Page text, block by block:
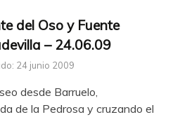
del Oso y Fuente
– 24.06.09
24 junio 2009
desde Barruelo,
de la Pedrosa y cruzando el